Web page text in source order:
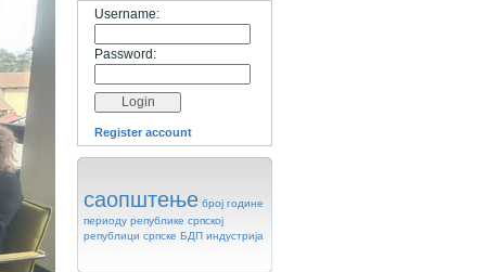
Username:
Password:
Register account
саопштење број године
периоду републике српској
републици српске БДП индустрија